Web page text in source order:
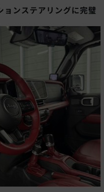
ンステアリングに完璧